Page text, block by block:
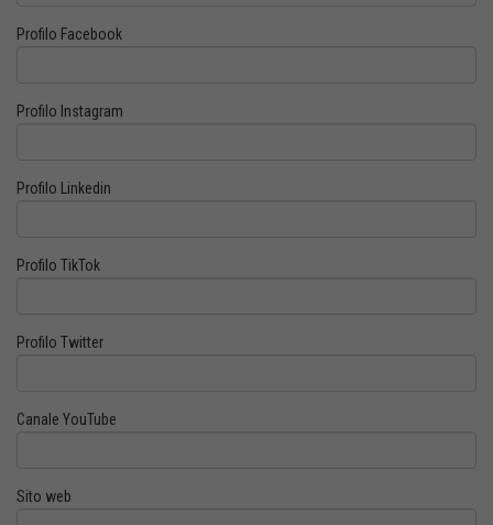
Profilo Facebook
Profilo Instagram
Profilo Linkedin
Profilo TikTok
Profilo Twitter
Canale YouTube
Sito web